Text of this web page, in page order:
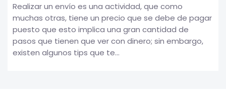
Realizar un envío es una actividad, que como
muchas otras, tiene un precio que se debe de pagar
puesto que esto implica una gran cantidad de
pasos que tienen que ver con dinero; sin embargo,
existen algunos tips que te...